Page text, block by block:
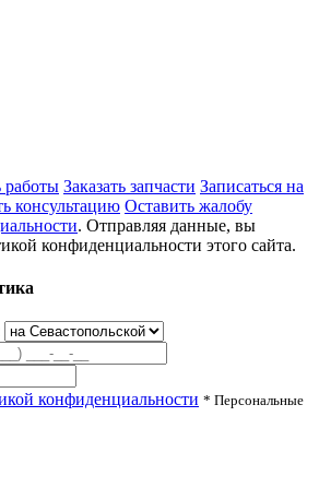
работы Заказать запчасти Записаться на
консультацию Оставить жалобу
. Отправляя данные, вы
конфиденциальности этого сайта.
конфиденциальности * Персональные